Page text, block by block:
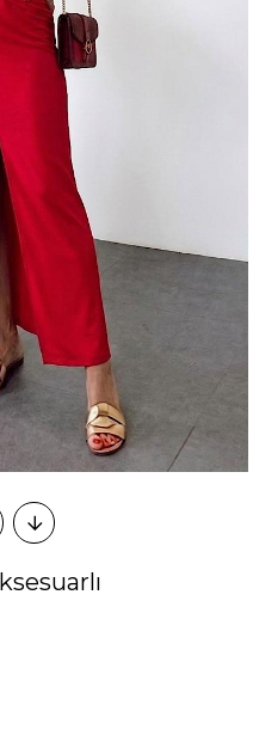
tarafınızca korunmasını, sms ve
almayıkabul ediyorum.